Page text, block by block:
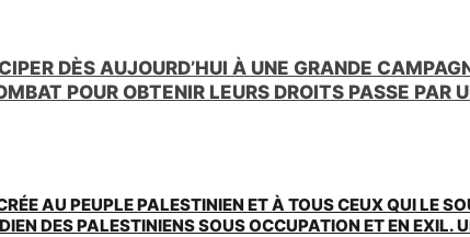
DÈS AUJOURD’HUI À UNE GRANDE
POUR OBTENIR LEURS DROITS PASSE
AU PEUPLE PALESTINIEN ET À TOUS CEUX QUI LE
DES PALESTINIENS SOUS OCCUPATION ET EN EXIL.